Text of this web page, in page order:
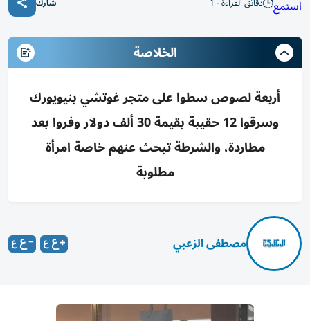
استمع
الخلاصة
أربعة لصوص سطوا على متجر غوتشي بنيويورك
وسرقوا 12 حقيبة بقيمة 30 ألف دولار وفروا بعد
مطاردة، والشرطة تبحث عنهم خاصة امرأة
مطلوبة
مصطفى الزعبي